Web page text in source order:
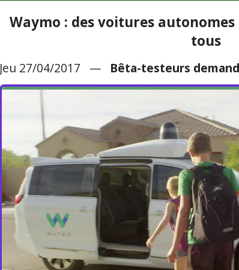
Waymo : des voitures
tous
Jeu 27/04/2017 — Bêta-testeurs